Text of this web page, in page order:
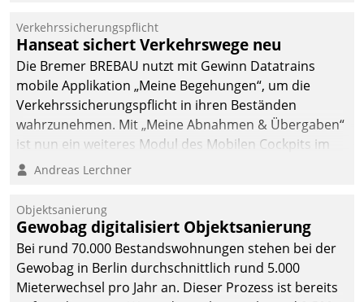
Verkehrssicherungspflicht
Hanseat sichert Verkehrswege neu
Die Bremer BREBAU nutzt mit Gewinn Datatrains
mobile Applikation „Meine Begehungen“, um die
Verkehrssicherungspflicht in ihren Beständen
wahrzunehmen. Mit „Meine Abnahmen & Übergaben“
ist nun ein weiteres Modul des Mobilen Cockpits im
Einsatz.
Andreas Lerchner
Objektsanierung
Gewobag digitalisiert Objektsanierung
Bei rund 70.000 Bestandswohnungen stehen bei der
Gewobag in Berlin durchschnittlich rund 5.000
Mieterwechsel pro Jahr an. Dieser Prozess ist bereits